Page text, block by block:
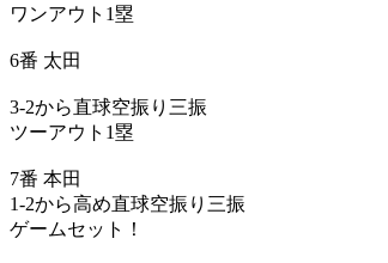
ワンアウト1塁
6番 太田
3-2から直球空振り三振
ツーアウト1塁
7番 本田
1-2から高め直球空振り三振
ゲームセット！